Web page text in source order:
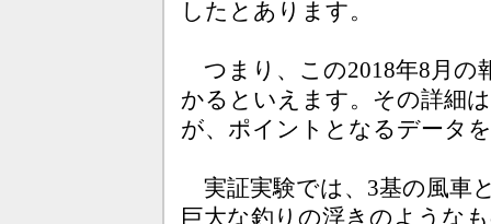
したとあります。
つまり、この2018年8月の
かるといえます。その詳細
が、ポイントとなるデータ
実証実験では、3基の風車
巨大な釣りの浮きのような